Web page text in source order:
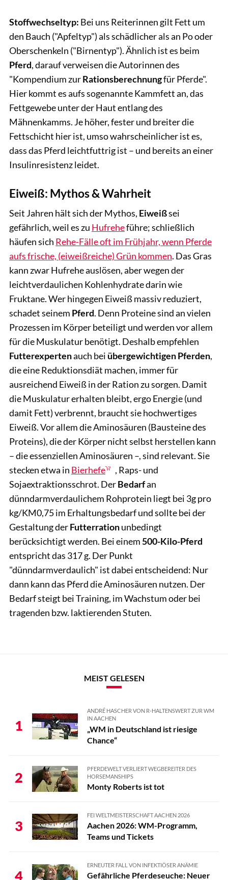
Stoffwechseltyp: Bei uns Reiterinnen gilt Fett um
den Bauch ("Apfeltyp") als schädlicher als an Po oder
Oberschenkeln ("Birnentyp"). Ähnlich ist es beim
Pferd, darauf verweisen die Autorinnen des
"Kompendium zurRationsberechnungfür Pferde".
Hier kommt es aufs sogenannte Kammfett an, das
Fettgewebe unter der Haut entlang des
Mähnenkamms. Je höher, fester und breiter die
Fettschicht hier ist, umso wahrscheinlicher ist es,
dass das Pferd leichtfuttrig ist – und bereits an einer
Insulinresistenz leidet.
Eiweiß: Mythos & Wahrheit
Seit Jahren hält sich der Mythos, Eiweißsei
gefährlich, weil es zu Hufreheführe; schließlich
häufen sich Rehe-Fälle oft im Frühjahr, wenn Pferde
aufs frische, (eiweißreiche) Grün kommen. Das Gras
kann zwar Hufrehe auslösen, aber wegen der
leichtverdaulichen Kohlenhydrate darin wie
Fruktane. Wer hingegen Eiweiß massiv reduziert,
schadet seinem Pferd. Denn Proteine sind an vielen
Prozessen im Körper beteiligt und werden vor allem
für die Muskulatur benötigt. Deshalb empfehlen
Futterexpertenauch bei übergewichtigen Pferden,
die eine Reduktionsdiät machen, immer für
ausreichend Eiweiß in der Ration zu sorgen. Damit
die Muskulatur erhalten bleibt, ergo Energie (und
damit Fett) verbrennt, braucht sie hochwertiges
Eiweiß. Vor allem die Aminosäuren (Bausteine des
Proteins), die der Körper nicht selbst herstellen kann
– die essenziellen Aminosäuren –, sind relevant. Sie
stecken etwa in Bierhefe
, Raps- und
Sojaextraktionsschrot. DerBedarfan
dünndarmverdaulichem Rohprotein liegt bei 3g pro
kg/KM0,75 im Erhaltungsbedarf und sollte bei der
Gestaltung derFutterrationunbedingt
berücksichtigt werden. Bei einem500-Kilo-Pferd
entspricht das 317 g. Der Punkt
"dünndarmverdaulich" ist dabei entscheidend: Nur
dann kann das Pferd die Aminosäuren nutzen. Der
Bedarf steigt bei Training, im Wachstum oder bei
tragenden bzw. laktierenden Stuten.
MEIST GELESEN
1
ANDRÉ HASCHER VON R-HALTENSWERT ZUR WM
IN AACHEN
„WM in Deutschland ist riesige
Chance“
2
PFERDEWELT VERLIERT WEGBEREITER DES
HORSEMANSHIPS
Monty Roberts ist tot
3
FEI WELTMEISTERSCHAFT AACHEN 2026
Aachen 2026: WM-Programm,
Teams und Tickets
4
ERNEUTER FALL VON INFEKTIÖSER ANÄMIE
Gefährliche Pferdeseuche: Neuer